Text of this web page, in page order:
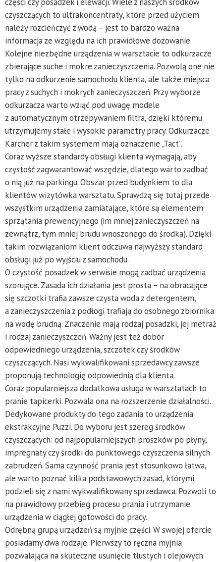
czyszczących to ultrakoncentraty, które przed użyciem
należy rozcieńczyć z wodą – jest to bardzo ważna
informacja ze względu na ich prawidłowe dozowanie.
Kolejne niezbędne urządzenia w warsztacie to odkurzacze
zbierające suche i mokre zanieczyszczenia. Pozwolą one nie
tylko na odkurzenie samochodu klienta, ale także miejsca
pracy z suchych i mokrych zanieczyszczeń. Przy wyborze
odkurzacza warto wziąć pod uwagę modele
z automatycznym otrzepywaniem filtra, dzięki któremu
utrzymujemy stałe i wysokie parametry pracy. Odkurzacze
Karcher z takim systemem mają oznaczenie „Tact”.
Coraz wyższe standardy obsługi klienta wymagają, aby
czystość zagwarantować wszędzie, dlatego warto zadbać
o nią już na parkingu. Obszar przed budynkiem to dla
klientów wizytówka warsztatu. Sprawdzą się tutaj przede
wszystkim urządzenia zamiatające, które są elementem
sprzątania prewencyjnego (im mniej zanieczyszczeń na
zewnątrz, tym mniej brudu wnoszonego do środka). Dzięki
takim rozwiązaniom klient odczuwa najwyższy standard
obsługi już po wyjściu z samochodu.
O czystość posadzek w serwisie mogą zadbać urządzenia
szorujące. Zasada ich działania jest prosta – na obracające
się szczotki trafia zawsze czysta woda z detergentem,
a zanieczyszczenia z podłogi trafiają do osobnego zbiornika
na wodę brudną. Znaczenie mają rodzaj posadzki, jej metraż
i rodzaj zanieczyszczeń. Ważny jest też dobór
odpowiedniego urządzenia, szczotek czy środków
czyszczących. Nasi wykwalifikowani sprzedawcy zawsze
proponują technologię odpowiednią dla klienta.
Coraz popularniejsza dodatkowa usługa w warsztatach to
pranie tapicerki. Pozwala ona na rozszerzenie działalności.
Dedykowane produkty do tego zadania to urządzenia
ekstrakcyjne Puzzi. Do wyboru jest szereg środków
czyszczących: od najpopularniejszych proszków po płyny,
impregnaty czy środki do punktowego czyszczenia silnych
zabrudzeń. Sama czynność prania jest stosunkowo łatwa,
ale warto poznać kilka podstawowych zasad, którymi
podzieli się z nami wykwalifikowany sprzedawca. Pozwoli to
na prawidłowy przebieg procesu prania i utrzymanie
urządzenia w ciągłej gotowości do pracy.
Odrębną grupą urządzeń są myjnie części. W swojej ofercie
posiadamy dwa rodzaje. Pierwszy to ręczna myjnia
pozwalająca na skuteczne usunięcie tłustych i olejowych